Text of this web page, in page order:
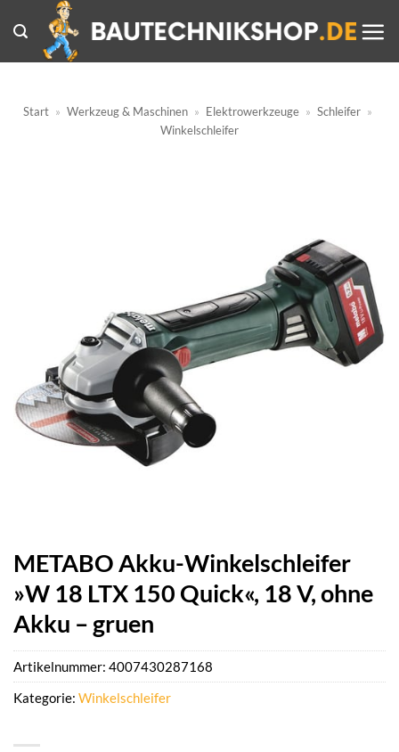
Inhalt
springen
Start » Werkzeug & Maschinen » Elektrowerkzeuge » Schleifer »
Winkelschleifer
METABO Akku-Winkelschleifer
»W 18 LTX 150 Quick«, 18 V, ohne
Akku – gruen
Artikelnummer: 4007430287168
Kategorie: Winkelschleifer